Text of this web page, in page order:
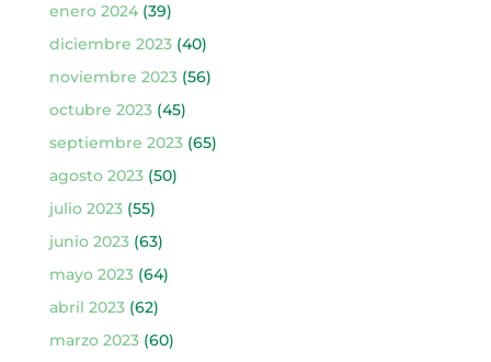
enero 2024(39)
diciembre 2023(40)
noviembre 2023(56)
octubre 2023(45)
septiembre 2023(65)
agosto 2023(50)
julio 2023(55)
junio 2023(63)
mayo 2023(64)
abril 2023(62)
marzo 2023(60)